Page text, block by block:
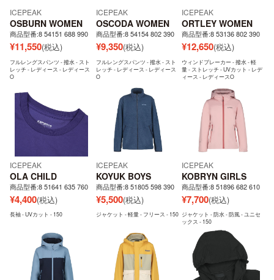
ICEPEAK
OSBURN WOMEN
商品型番:8 54151 688 990
¥11,550(税込)
フルレングスパンツ - 撥水 - スト
レッチ - レディース - レディース
O
ICEPEAK
OSCODA WOMEN
商品型番:8 54154 802 390
¥9,350(税込)
フルレングスパンツ - 撥水 - スト
レッチ - レディース - レディース
O
ICEPEAK
ORTLEY WOMEN
商品型番:8 53136 802 390
¥12,650(税込)
ウィンドブレーカー - 撥水 - 軽
量 - ストレッチ - UVカット - レデ
ィース - レディースO
ICEPEAK
OLA CHILD
商品型番:8 51641 635 760
¥4,400(税込)
長袖 - UVカット - 150
ICEPEAK
KOYUK BOYS
商品型番:8 51805 598 390
¥5,500(税込)
ジャケット - 軽量 - フリース - 150
ICEPEAK
KOBRYN GIRLS
商品型番:8 51896 682 610
¥7,700(税込)
ジャケット - 防水 - 防風 - ユニセ
ックス - 150